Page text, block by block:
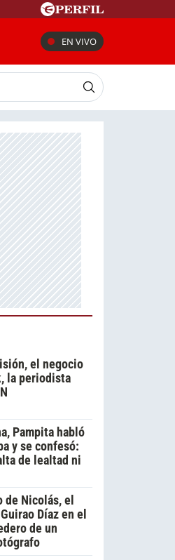
EN VIVO
el negocio
la periodista
Pampita habló
y se confesó:
de lealtad ni
Nicolás, el
Díaz en el
de un